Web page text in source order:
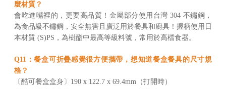
麼材質？
會吃進嘴裡的，更要高品質！金屬部分使用台灣 304 不鏽鋼，
為食品級不鏽鋼，安全無害且廣泛用於餐具和廚具！握柄使用日
本材質 (S)PS，為樹酯中最高等級料號，常用於高檔食器。
Q11：餐盒可折疊感覺很方便攜帶，想知道餐盒餐具的尺寸規
格？
〔酷可餐盒盒身〕190 x 122.7 x 69.4mm（打開時）